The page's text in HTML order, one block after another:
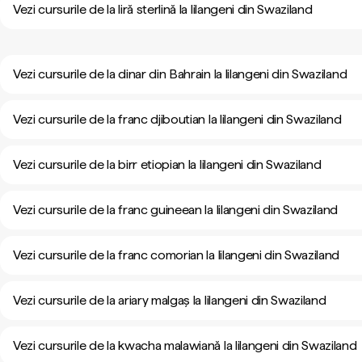
Vezi cursurile de la liră sterlină la lilangeni din Swaziland
Vezi cursurile de la dinar din Bahrain la lilangeni din Swaziland
Vezi cursurile de la franc djiboutian la lilangeni din Swaziland
Vezi cursurile de la birr etiopian la lilangeni din Swaziland
Vezi cursurile de la franc guineean la lilangeni din Swaziland
Vezi cursurile de la franc comorian la lilangeni din Swaziland
Vezi cursurile de la ariary malgaș la lilangeni din Swaziland
Vezi cursurile de la kwacha malawiană la lilangeni din Swaziland